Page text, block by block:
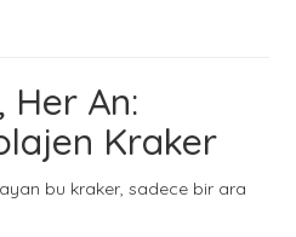
An:
Kraker
bu kraker, sadece bir ara